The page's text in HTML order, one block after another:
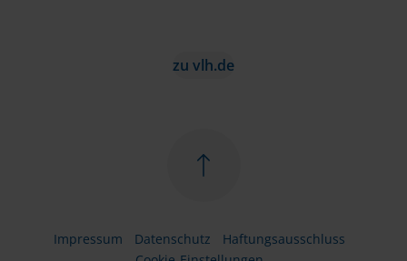
zu vlh.de
Impressum Datenschutz
Haftungsausschluss